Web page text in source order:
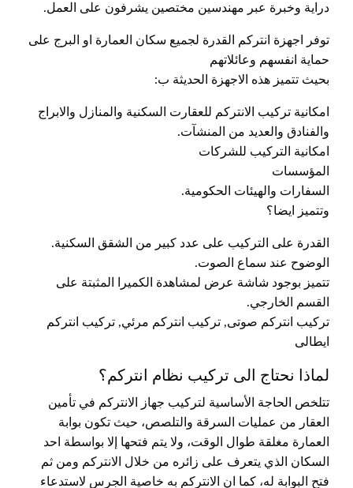
دراية وخبرة عبر مهندسين مختصين يشرفون على العمل.
توفر اجهزة انتركم القدرة لجميع سكان العمارة او البرج على
حماية انفسهم وعائلاتهم
بحيث تتميز هذه الاجهزة الحديثة ب:
امكانية تركيب الانتركم للعقارت السكنية والمنازل والابراج
والفنادق والعديد من المنشآت.
امكانية التركيب للشركات
المؤسسات
السفارات والهيئات الحكومية.
وتتميز ايضا؟
القدرة على التركيب على عدد كبير من الشقق السكنية.
الوضوح عند سماع الصوت.
تتميز بوجود شاشة عرض لمشاهدة الكميرا المثبتة على
القسم الخارجي.
تركيب انتركم صوتى, تركيب انتركم مرئي, تركيب انتركم
ايطالى
لماذا نحتاج الى تركيب نظام انتركم؟
تتلخص الحاجة الأساسية لتركيب جهاز الانتركم في تأمين
العقار من عمليات السرقة والتلصص، حيث تكون بوابة
العمارة مغلقة طوال الوقت، ولا يتم فتحها إلا بواسطة احد
السكان الذي يتعرف على زائره من خلال الانتركم ومن ثم
فتح البوابة له، كما ان الانتركم به خاصية الجرس لاستدعاء